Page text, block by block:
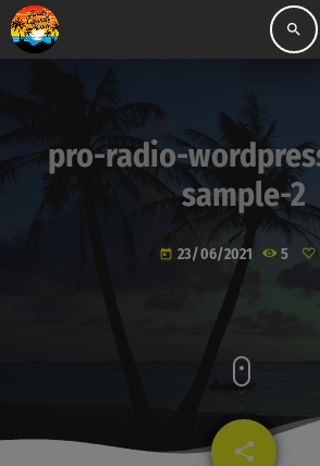
search
pro-radio-
sample-2
today 23/06/2021 5
share
email